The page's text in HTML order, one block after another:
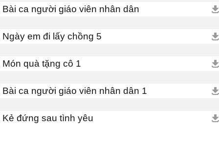
Bài ca người giáo viên nhân dân
Ngày em đi lấy chồng 5
Món quà tặng cô 1
Bài ca người giáo viên nhân dân 1
Kẻ đứng sau tình yêu